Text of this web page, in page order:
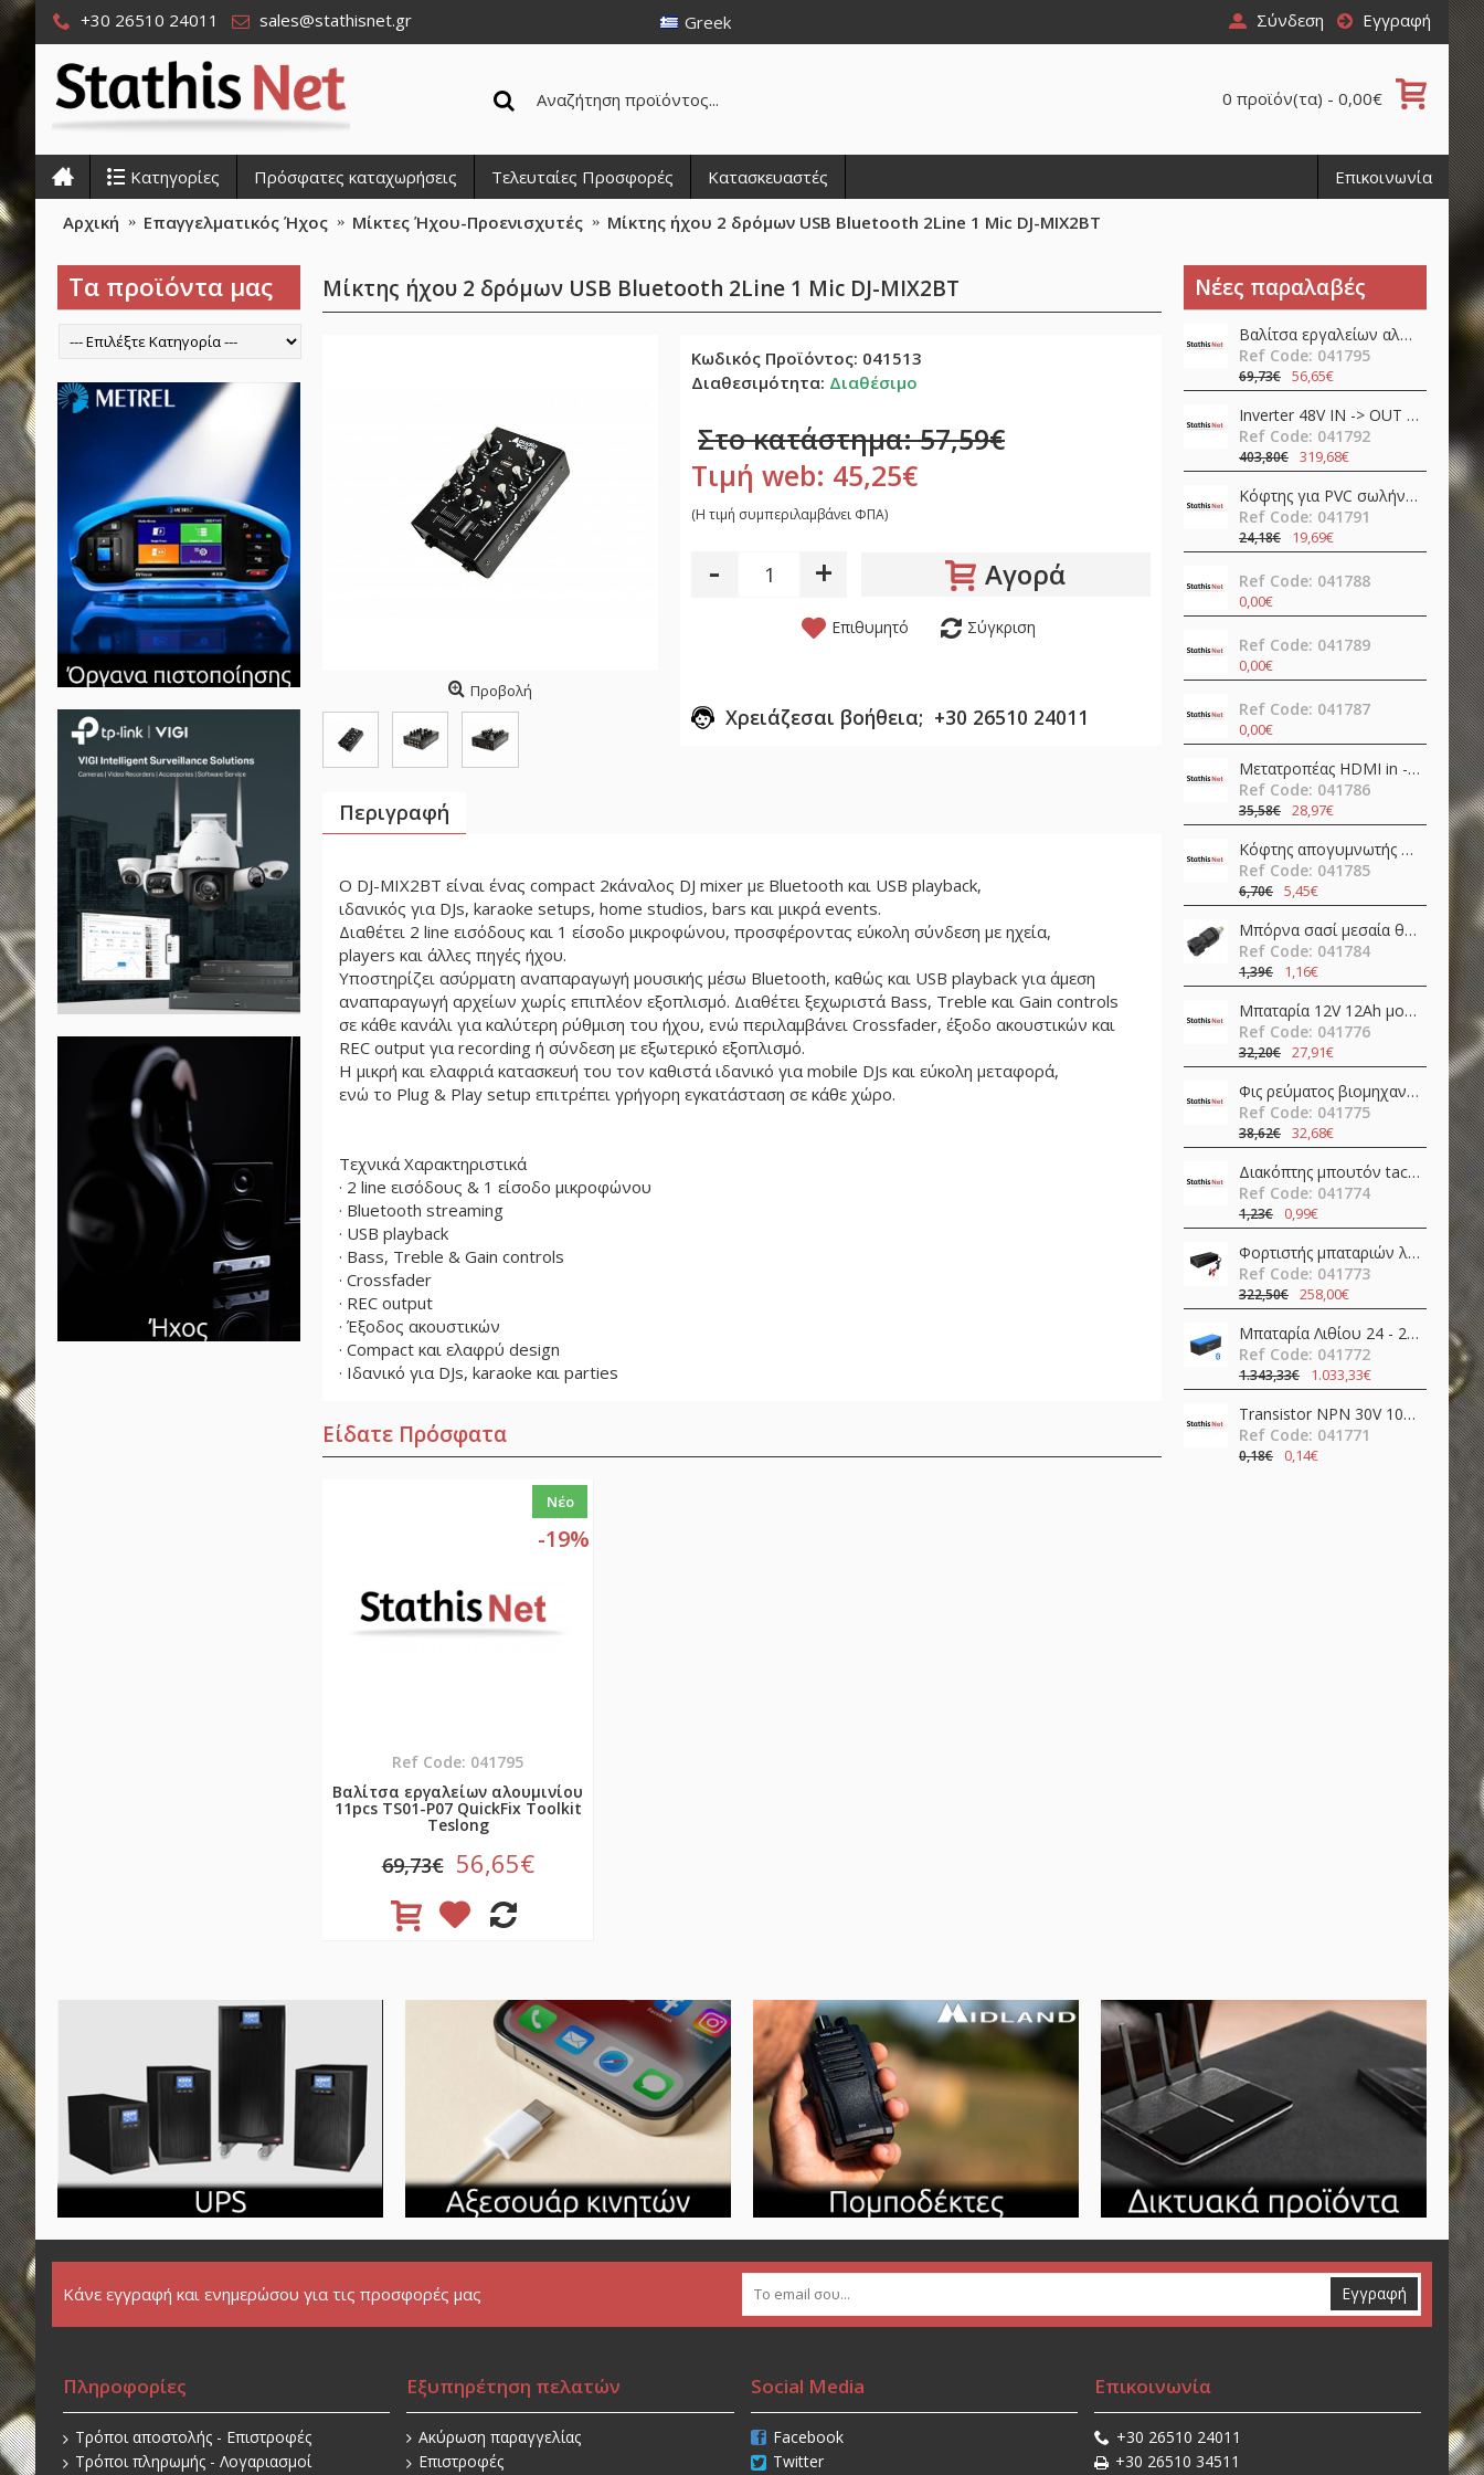
+30 26510 24011 sales@stathisnet.gr Greek Σύνδεση Εγγραφή
0 προϊόν(τα) - 0,00€
Κατηγορίες Πρόσφατες καταχωρήσεις Τελευταίες Προσφορές Κατασκευαστές Επικοινωνία
Αρχική Επαγγελματικός Ήχος Μίκτες Ήχου-Προενισχυτές Μίκτης ήχου 2 δρόμων USB Bluetooth 2Line 1 Mic DJ-MIX2BT
Τα προϊόντα μας Νέες παραλαβές
Βαλίτσα εργαλείων αλουμινίου 11pcs TS01-P07 QuickFix Toolkit Teslong
Ref Code: 041795
69,73€ 56,65€
Inverter 48V ΙΝ -> OUT 230VAC 400W καθαρού ημιτόνου NTS-750-248EU MEAN WELL
Ref Code: 041792
403,80€ 319,68€
Κόφτης για PVC σωλήνες SR-366 Pro'sKit
Ref Code: 041791
24,18€ 19,69€
Ref Code: 041788
0,00€
Ref Code: 041789
0,00€
Ref Code: 041787
0,00€
Μετατροπέας HDMI in -> HDMI + SPDIF + 3.5mm out 4K@60Hz OZV8
Ref Code: 041786
35,58€ 28,97€
Κόφτης απογυμνωτής 0.5-4.0mm ψαλίδι ακριβείας CP-108 (6PK-223) Pro'sKit
Ref Code: 041785
6,70€ 5,45€
Μπόρνα σασί μεσαία θηλυκή απλή 42mm/Φ4/30Α βακελίτη μαύρη νίκελ JT-6132 JKG
Ref Code: 041784
1,39€ 1,16€
Μπαταρία 12V 12Ah μολύβδου FL12-12 Invictus
Ref Code: 041776
32,20€ 27,91€
Φις ρεύματος βιομηχανικό αρσενικό 4pins 16A 400V IP67 C01620H00321012 Amphenol
Ref Code: 041775
38,62€ 32,68€
Διακόπτης μπουτόν tact σταθερός DPDT ON-ON 0.1A 30V PCB Mount BS-800-L Canal Electronic
Ref Code: 041774
1,23€ 0,99€
Φορτιστής μπαταριών λιθίου 24V 20A AP-PF600-24L Epever
Ref Code: 041773
322,50€ 258,00€
Μπαταρία Λιθίου 24 - 25,6V 205Ah 5.26kWh EP-LFP24200B Epever
Ref Code: 041772
1.343,33€ 1.033,33€
Transistor NPN 30V 100mA HFE=400 TO-92 BC549CBK Diotec Semiconductor
Ref Code: 041771
0,18€ 0,14€
Μίκτης ήχου 2 δρόμων USB Bluetooth 2Line 1 Mic DJ-MIX2BT
Προβολή
Κωδικός Προϊόντος: 041513
Διαθεσιμότητα: Διαθέσιμο
Στο κατάστημα: 57,59€
Τιμή web: 45,25€
(H τιμή συμπεριλαμβάνει ΦΠΑ)
- + Αγορά
Επιθυμητό Σύγκριση
Χρειάζεσαι βοήθεια; +30 26510 24011
Περιγραφή
O DJ-MIX2BT είναι ένας compact 2κάναλος DJ mixer με Bluetooth και USB playback,
ιδανικός για DJs, karaoke setups, home studios, bars και μικρά events.
Διαθέτει 2 line εισόδους και 1 είσοδο μικροφώνου, προσφέροντας εύκολη σύνδεση με ηχεία,
players και άλλες πηγές ήχου.
Υποστηρίζει ασύρματη αναπαραγωγή μουσικής μέσω Bluetooth, καθώς και USB playback για άμεση
αναπαραγωγή αρχείων χωρίς επιπλέον εξοπλισμό. Διαθέτει ξεχωριστά Bass, Treble και Gain controls
σε κάθε κανάλι για καλύτερη ρύθμιση του ήχου, ενώ περιλαμβάνει Crossfader, έξοδο ακουστικών και
REC output για recording ή σύνδεση με εξωτερικό εξοπλισμό.
Η μικρή και ελαφριά κατασκευή του τον καθιστά ιδανικό για mobile DJs και εύκολη μεταφορά,
ενώ το Plug & Play setup επιτρέπει γρήγορη εγκατάσταση σε κάθε χώρο.
Τεχνικά Χαρακτηριστικά
· 2 line εισόδους & 1 είσοδο μικροφώνου
· Bluetooth streaming
· USB playback
· Bass, Treble & Gain controls
· Crossfader
· REC output
· Έξοδος ακουστικών
· Compact και ελαφρύ design
· Ιδανικό για DJs, karaoke και parties
Είδατε Πρόσφατα
Νέο
-19%
Ref Code: 041795
Βαλίτσα εργαλείων αλουμινίου
11pcs TS01-P07 QuickFix Toolkit
Teslong
69,73€ 56,65€
Κάνε εγγραφή και ενημερώσου για τις προσφορές μας Εγγραφή
Πληροφορίες
Τρόποι αποστολής - Επιστροφές
Τρόποι πληρωμής - Λογαριασμοί
Εξυπηρέτηση πελατών
Ακύρωση παραγγελίας
Επιστροφές
Social Media
Facebook
Twitter
Επικοινωνία
+30 26510 24011
+30 26510 34511